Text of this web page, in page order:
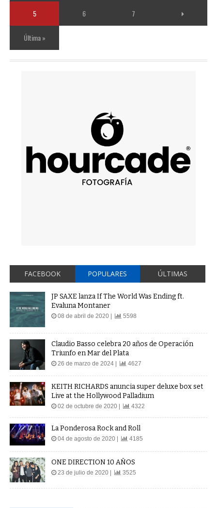
5 6 7
Última »
FACEBOOK POPULARES ÚLTIMAS
JP SAXE lanza If The World Was Ending ft.
Evaluna Montaner
08 de abril de 2020 | 5598
Claudio Basso celebra 20 años de Operación
Triunfo en Mar del Plata
26 de marzo de 2024 | 4627
KEITH RICHARDS anuncia super deluxe box set
Live at the Hollywood Palladium
02 de octubre de 2020 | 4322
La Ponderosa Rock and Roll
04 de agosto de 2020 | 4185
ONE DIRECTION 10 AÑOS
23 de julio de 2020 | 3525